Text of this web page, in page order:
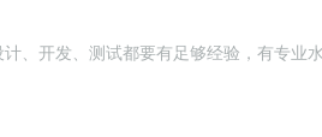
、开发、测试都要有足够经验，有专业